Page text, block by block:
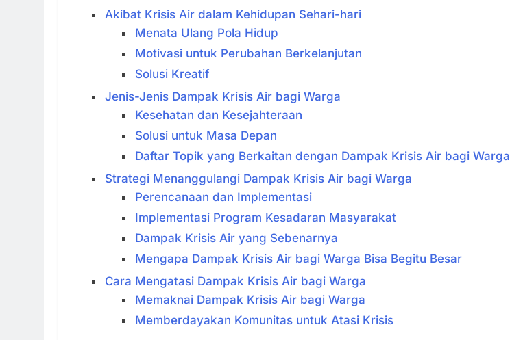
Akibat Krisis Air dalam Kehidupan Sehari-hari
Menata Ulang Pola Hidup
Motivasi untuk Perubahan Berkelanjutan
Solusi Kreatif
Jenis-Jenis Dampak Krisis Air bagi Warga
Kesehatan dan Kesejahteraan
Solusi untuk Masa Depan
Daftar Topik yang Berkaitan dengan Dampak Krisis Air bagi Warga
Strategi Menanggulangi Dampak Krisis Air bagi Warga
Perencanaan dan Implementasi
Implementasi Program Kesadaran Masyarakat
Dampak Krisis Air yang Sebenarnya
Mengapa Dampak Krisis Air bagi Warga Bisa Begitu Besar
Cara Mengatasi Dampak Krisis Air bagi Warga
Memaknai Dampak Krisis Air bagi Warga
Memberdayakan Komunitas untuk Atasi Krisis